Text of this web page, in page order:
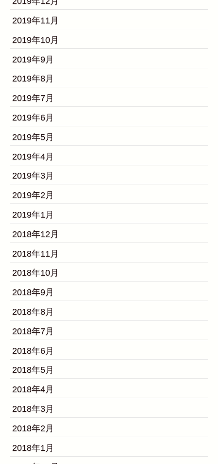
2019年11月
2019年10月
2019年9月
2019年8月
2019年7月
2019年6月
2019年5月
2019年4月
2019年3月
2019年2月
2019年1月
2018年12月
2018年11月
2018年10月
2018年9月
2018年8月
2018年7月
2018年6月
2018年5月
2018年4月
2018年3月
2018年2月
2018年1月